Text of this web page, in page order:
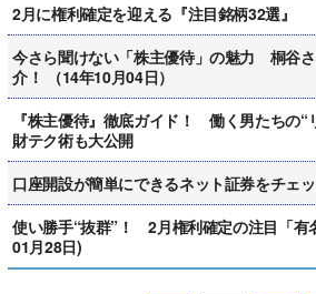
2月に権利確定を迎える『注目銘柄32選』
今さら聞けない「株主優待」の魅力 桐谷
介！ （14年10月04日）
『株主優待』徹底ガイド！ 働く男たちの“
財テク術も大公開
口座開設が簡単にできるネット証券をチェッ
使い勝手“抜群”！ 2月権利確定の注目「有
01月28日)